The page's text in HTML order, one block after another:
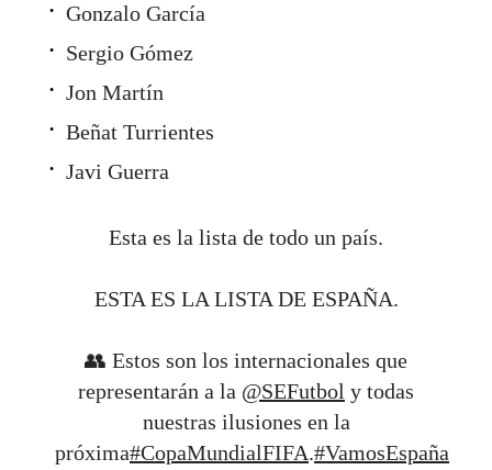
Gonzalo García
Sergio Gómez
Jon Martín
Beñat Turrientes
Javi Guerra
Esta es la lista de todo un país.
ESTA ES LA LISTA DE ESPAÑA.
👥 Estos son los internacionales que
representarán a la @SEFutbol y todas
nuestras ilusiones en la
próxima#CopaMundialFIFA.#VamosEspaña